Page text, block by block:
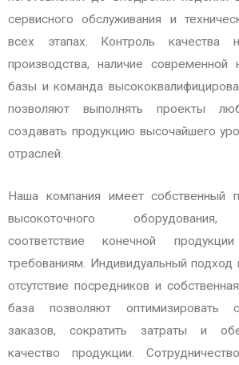
сервисного обслуживания и
всех этапах. Контроль качества
производства, наличие современной
базы и команда
позволяют выполнять проекты
создавать продукцию высочайшего
отраслей.
Наша компания имеет собственный
высокоточного оборудования,
соответствие конечной продукции
требованиям. Индивидуальный подход
отсутствие посредников и
база позволяют оптимизировать
заказов, сократить затраты и
качество продукции.